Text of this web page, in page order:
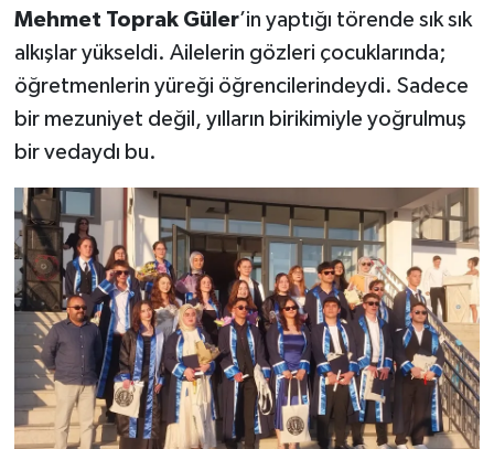
Mehmet Toprak Güler’in yaptığı törende sık sık
alkışlar yükseldi. Ailelerin gözleri çocuklarında;
öğretmenlerin yüreği öğrencilerindeydi. Sadece
bir mezuniyet değil, yılların birikimiyle yoğrulmuş
bir vedaydı bu.